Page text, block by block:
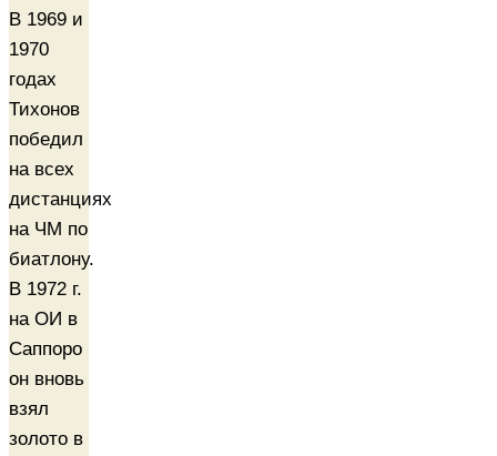
В 1969 и
1970
годах
Тихонов
победил
на всех
дистанциях
на ЧМ по
биатлону.
В 1972 г.
на ОИ в
Саппоро
он вновь
взял
золото в